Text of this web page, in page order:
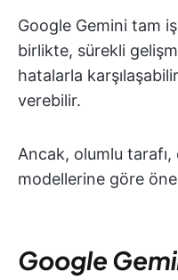
Google Gemini tam
birlikte, sürekli
hatalarla
verebilir.
Ancak, olumlu
modellerine göre
Google